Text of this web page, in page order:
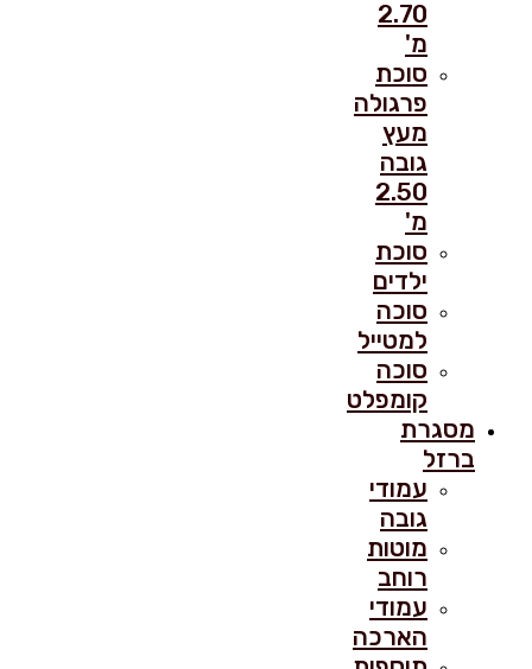
2.70
מ'
סוכת
פרגולה
מעץ
גובה
2.50
מ'
סוכת
ילדים
סוכה
למטייל
סוכה
קומפלט
מסגרת
ברזל
עמודי
גובה
מוטות
רוחב
עמודי
הארכה